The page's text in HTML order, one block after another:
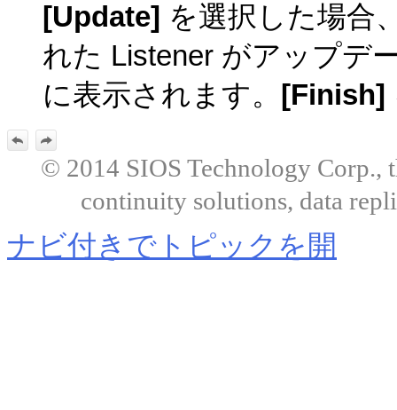
[Update] を選択した場合
れた Listener がアップデ
に表示されます。
[Finish]
© 2014 SIOS Technology Corp.,
continuity solutions, data
ナビ付きでトピックを開